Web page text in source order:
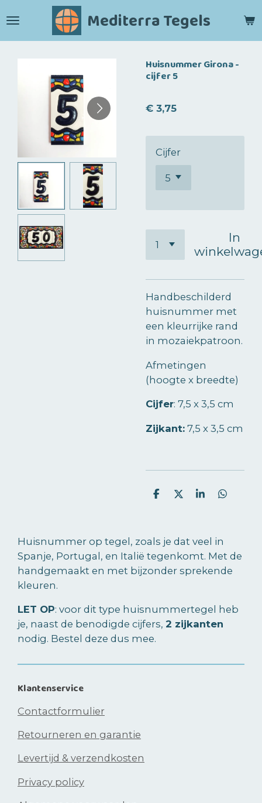
direct
naar
Mediterra Tegels
Huisnummer Girona -
cijfer 5
€ 3,75
Cijfer
In
Handbeschilderd
huisnummer met
een kleurrijke rand
in mozaiekpatroon.
Afmetingen
(hoogte x breedte)
Cijfer: 7,5 x 3,5 cm
Zijkant: 7,5 x 3,5 cm
D
n
D
S
e
D
n
Huisnummer op tegel, zoals je dat veel in
Spanje, Portugal, en Italië tegenkomt. Met de
handgemaakt en met bijzonder sprekende
kleuren.
LET OP: voor dit type huisnummertegel heb
je, naast de benodigde cijfers, 2 zijkanten
nodig. Bestel deze dus mee.
Klantenservice
Contactformulier
Retourneren en garantie
Levertijd & verzendkosten
Privacy policy